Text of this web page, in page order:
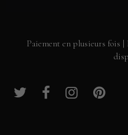
Paiement en plusieurs fois |